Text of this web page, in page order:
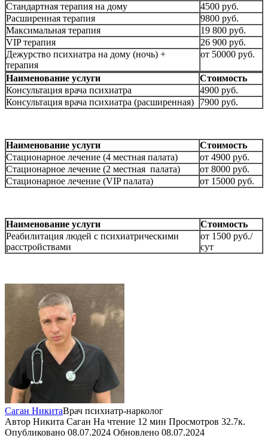
Стандартная терапия на дому
4500 руб.
Расширенная терапия
9800 руб.
Максимальная терапия
19 800 руб.
VIP терапия
26 900 руб.
Дежурство психиатра на дому (ночь) +
терапия
от 50000 руб.
Наименование услуги
Стоимость
Консультация врача психиатра
4900 руб.
Консультация врача психиатра (расширенная)
7900 руб.
Наименование услуги
Стоимость
Стационарное лечение (4 местная палата)
от 4900 руб.
Стационарное лечение (2 местная палата)
от 8000 руб.
Стационарное лечение (VIP палата)
от 15000 руб.
Наименование услуги
Стоимость
Реабилитация людей с психиатрическими
расстройствами
от 1500 руб./
сут
Саган НикитаВрач психиатр-нарколог
Автор Никита Саган На чтение 12 мин Просмотров 32.7к.
Опубликовано 08.07.2024 Обновлено 08.07.2024